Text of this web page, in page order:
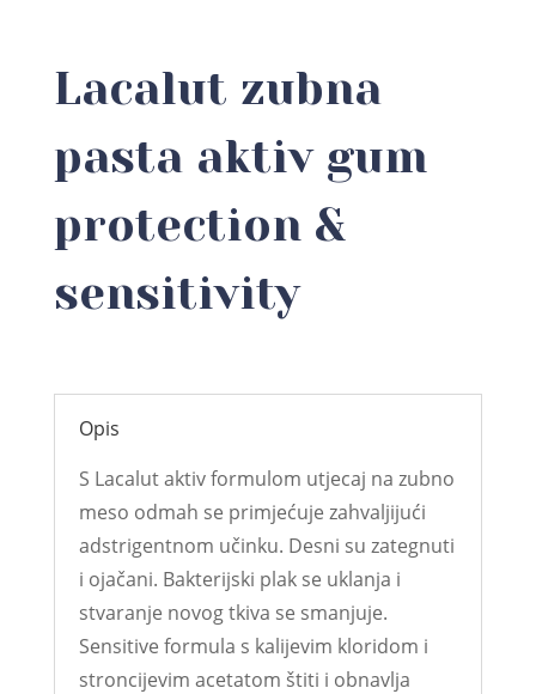
Lacalut zubna
pasta aktiv gum
protection &
sensitivity
Opis
S Lacalut aktiv formulom utjecaj na zubno
meso odmah se primjećuje zahvaljijući
adstrigentnom učinku. Desni su zategnuti
i ojačani. Bakterijski plak se uklanja i
stvaranje novog tkiva se smanjuje.
Sensitive formula s kalijevim kloridom i
stroncijevim acetatom štiti i obnavlja